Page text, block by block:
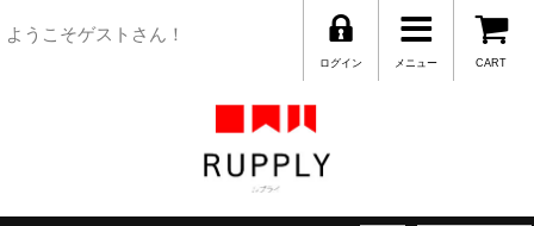
ようこそゲストさん！
CART
メニュー
ログイン